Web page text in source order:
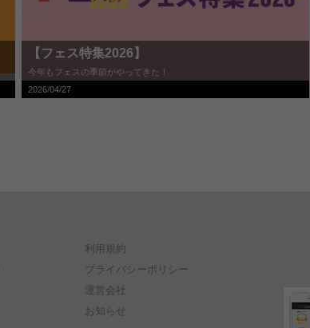
【フェス特集2026】
今年もフェスの季節がやってきた！
2026/04/27
利用規約
プライバシーポリシー
運営会社
お知らせ